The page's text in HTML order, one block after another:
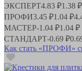
ЭКСПЕРТ4.83 ₽1.38 ₽
ПРОФИ3.45 ₽1.04 ₽
МАСТЕР-1.04 ₽1.04 ₽
СТАНДАРТ-0.69 ₽
Как стать «ПРОФИ»